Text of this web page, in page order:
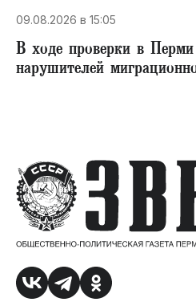
09.08.2026 в 15:05
В ходе проверки в
нарушителей